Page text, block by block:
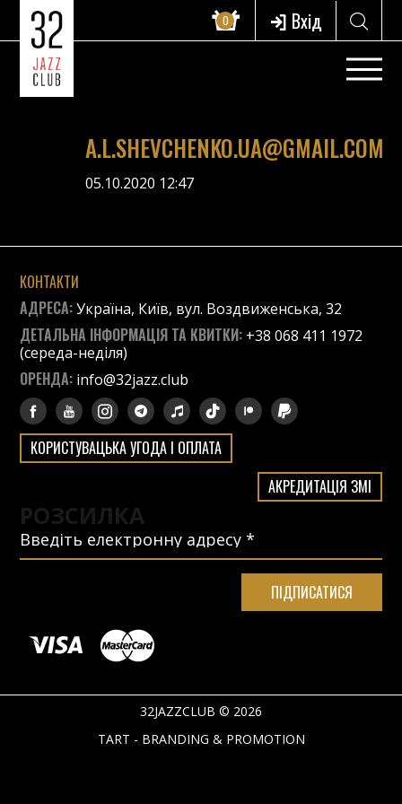
0 Вхід
A.L.SHEVCHENKO.UA@GMAIL.COM
05.10.2020 12:47
КОНТАКТИ
АДРЕСА:Україна, Київ, вул. Воздвиженська, 32
ДЕТАЛЬНА ІНФОРМАЦІЯ ТА КВИТКИ: +38 068 411 1972
(середа-неділя)
ОРЕНДА: info@32jazz.club
КОРИСТУВАЦЬКА УГОДА І ОПЛАТА
АКРЕДИТАЦІЯ ЗМІ
РОЗСИЛКА
32JAZZCLUB © 2026
TART - BRANDING & PROMOTION